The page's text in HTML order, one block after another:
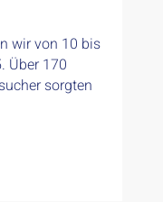
wir von 10 bis
Über 170
sorgten